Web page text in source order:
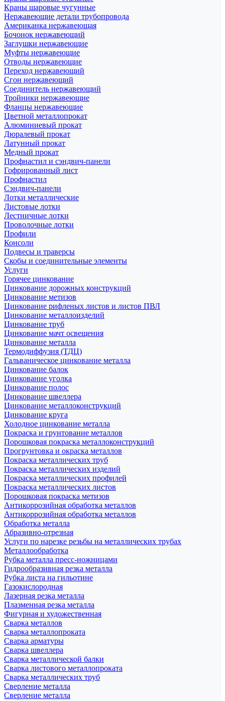
Краны шаровые чугунные
Нержавеющие детали трубопровода
Американка нержавеющая
Бочонок нержавеющий
Заглушки нержавеющие
Муфты нержавеющие
Отводы нержавеющие
Переход нержавеющий
Сгон нержавеющий
Соединитель нержавеющий
Тройники нержавеющие
Фланцы нержавеющие
Цветной металлопрокат
Алюминиевый прокат
Дюралевый прокат
Латунный прокат
Медный прокат
Профнастил и сэндвич-панели
Гофрированный лист
Профнастил
Сэндвич-панели
Лотки металлические
Листовые лотки
Лестничные лотки
Проволочные лотки
Профили
Консоли
Подвесы и траверсы
Скобы и соединительные элементы
Услуги
Горячее цинкование
Цинкование дорожных конструкций
Цинкование метизов
Цинкование рифленых листов и листов ПВЛ
Цинкование металлоизделий
Цинкование труб
Цинкование мачт освещения
Цинкование металла
Термодиффузия (ТДЦ)
Гальваническое цинкование металла
Цинкование балок
Цинкование уголка
Цинкование полос
Цинкование швеллера
Цинкование металлоконструкций
Цинкование круга
Холодное цинкование металла
Покраска и грунтование металлов
Порошковая покраска металлоконструкций
Прогрунтовка и окраска металлов
Покраска металлических труб
Покраска металлических изделий
Покраска металлических профилей
Покраска металлических листов
Порошковая покраска метизов
Антикоррозийная обработка металлов
Антикоррозийная обработка металлов
Обработка металла
Абразивно-отрезная
Услуги по нарезке резьбы на металлических трубах
Металлообработка
Рубка металла пресс-ножницами
Гидрообразивная резка металла
Рубка листа на гильотине
Газокислородная
Лазерная резка металла
Плазменная резка металла
Фигурная и художественная
Сварка металлов
Сварка металлопроката
Сварка арматуры
Сварка швеллера
Сварка металлической балки
Сварка листового металлопроката
Сварка металлических труб
Сверление металла
Сверление металла